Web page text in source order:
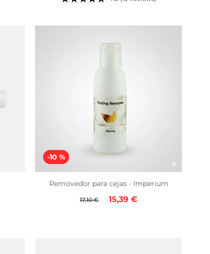
-10 %
Removedor para cejas - Imperium
Precio
17,10 €
Precio
15,39 €